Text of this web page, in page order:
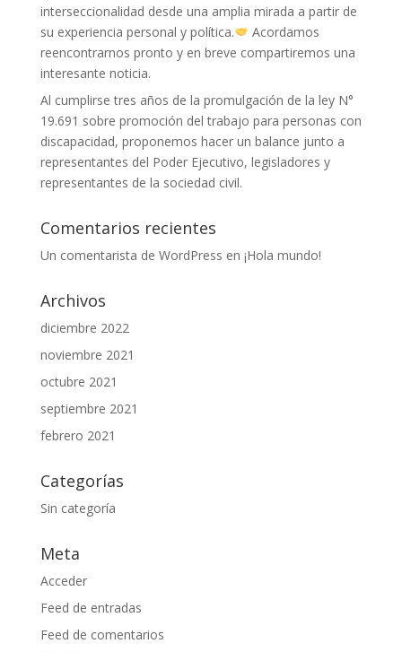
interseccionalidad desde una amplia mirada a partir de
su experiencia personal y política.
Acordamos
reencontrarnos pronto y en breve compartiremos una
interesante noticia.
Al cumplirse tres años de la promulgación de la ley N°
19.691 sobre promoción del trabajo para personas con
discapacidad, proponemos hacer un balance junto a
representantes del Poder Ejecutivo, legisladores y
representantes de la sociedad civil.
Comentarios recientes
Un comentarista de WordPress en ¡Hola mundo!
Archivos
diciembre 2022
noviembre 2021
octubre 2021
septiembre 2021
febrero 2021
Categorías
Sin categoría
Meta
Acceder
Feed de entradas
Feed de comentarios